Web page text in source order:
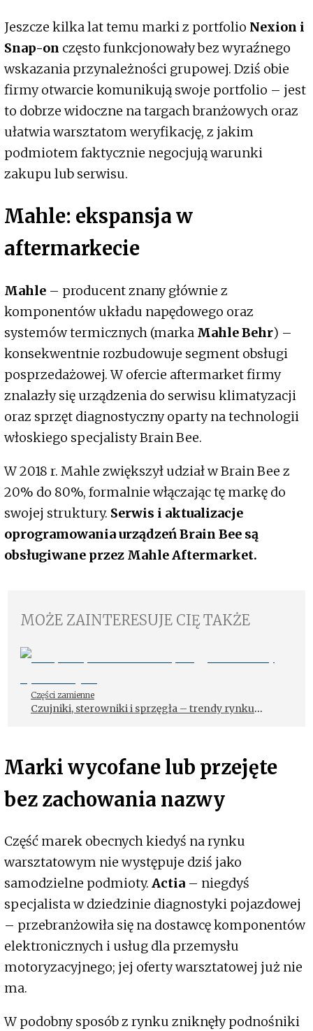
Jeszcze kilka lat temu marki z portfolio Nexion i
Snap-on często funkcjonowały bez wyraźnego
wskazania przynależności grupowej. Dziś obie
firmy otwarcie komunikują swoje portfolio – jest
to dobrze widoczne na targach branżowych oraz
ułatwia warsztatom weryfikację, z jakim
podmiotem faktycznie negocjują warunki
zakupu lub serwisu.
Mahle: ekspansja w
aftermarkecie
Mahle – producent znany głównie z
komponentów układu napędowego oraz
systemów termicznych (marka Mahle Behr) –
konsekwentnie rozbudowuje segment obsługi
posprzedażowej. W ofercie aftermarket firmy
znalazły się urządzenia do serwisu klimatyzacji
oraz sprzęt diagnostyczny oparty na technologii
włoskiego specjalisty Brain Bee.
W 2018 r. Mahle zwiększył udział w Brain Bee z
20% do 80%, formalnie włączając tę markę do
swojej struktury. Serwis i aktualizacje
oprogramowania urządzeń Brain Bee są
obsługiwane przez Mahle Aftermarket.
MOŻE ZAINTERESUJE CIĘ TAKŻE
Części zamienne
Czujniki, sterowniki i sprzęgła – trendy rynku
Marki wycofane lub przejęte
bez zachowania nazwy
Część marek obecnych kiedyś na rynku
warsztatowym nie występuje dziś jako
samodzielne podmioty. Actia – niegdyś
specjalista w dziedzinie diagnostyki pojazdowej
– przebranżowiła się na dostawcę komponentów
elektronicznych i usług dla przemysłu
motoryzacyjnego; jej oferty warsztatowej już nie
ma.
W podobny sposób z rynku zniknęły podnośniki